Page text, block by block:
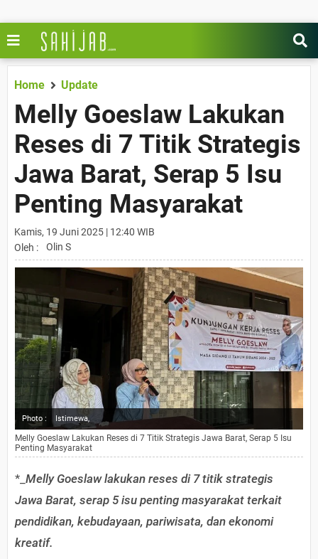
Home Update
Melly Goeslaw Lakukan
Reses di 7 Titik Strategis
Jawa Barat, Serap 5 Isu
Penting Masyarakat
Kamis, 19 Juni 2025 | 12:40 WIB
Oleh :
Olin S
Photo : Istimewa,
Melly Goeslaw Lakukan Reses di 7 Titik Strategis Jawa Barat, Serap 5 Isu
Penting Masyarakat
*_ Melly Goeslaw lakukan reses di 7 titik strategis
Jawa Barat, serap 5 isu penting masyarakat terkait
pendidikan, kebudayaan, pariwisata, dan ekonomi
kreatif.